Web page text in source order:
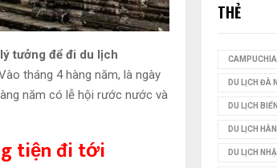
tưởng để đi du lịch
tháng 4 hàng năm, là ngày
năm có lễ hội rước nước và
tiện đi tới
THẺ
CAMPUCHIA
DU LỊCH ĐÀ
DU LỊCH BIỂN
DU LỊCH
DU LỊCH